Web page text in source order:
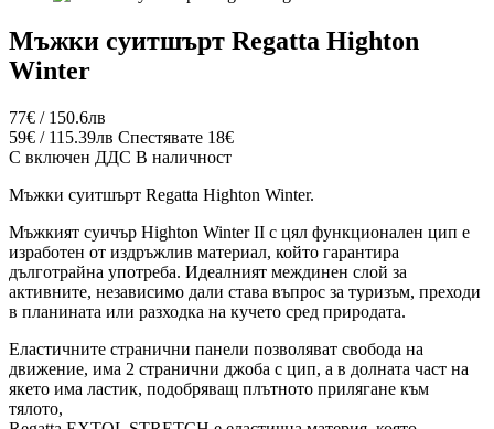
Мъжки суитшърт Regatta Highton
Winter
77€ / 150.6лв
59€ / 115.39лв Спестявате 18€
С включен ДДС В наличност
Мъжки суитшърт Regatta Highton Winter.
Мъжкият суичър Highton Winter II с цял функционален цип е
изработен от издръжлив материал, който гарантира
дълготрайна употреба. Идеалният междинен слой за
активните, независимо дали става въпрос за туризъм, преходи
в планината или разходка на кучето сред природата.
Еластичните странични панели позволяват свобода на
движение, има 2 странични джоба с цип, а в долната част на
якето има ластик, подобряващ плътното прилягане към
тялото,